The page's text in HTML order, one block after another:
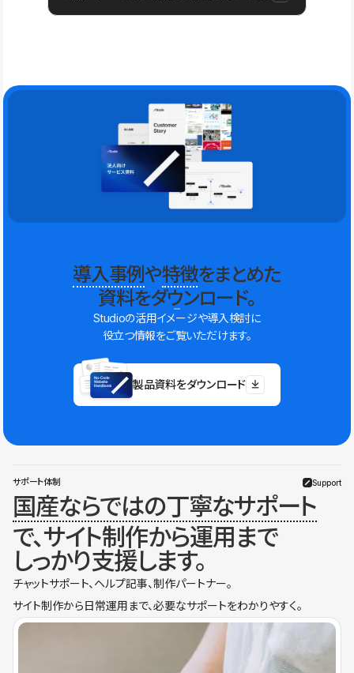
導入事例や特徴をまとめた
資料をダウンロード。
Studioの活用イメージや導入検討に
役立つ情報をご覧いただけます。
製品資料をダウンロード
サポート体制 Support
国産ならではの丁寧なサポート
で、サイト制作から運用まで
しっかり支援します。
チャットサポート、ヘルプ記事、制作パートナー。
サイト制作から日常運用まで、必要なサポートをわかりやすく。